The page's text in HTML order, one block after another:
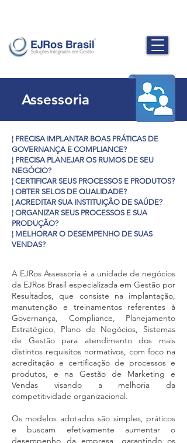
Assessoria
¦ PRECISA IMPLANTAR BOAS PRÁTICAS DE
GOVERNANÇA E COMPLIANCE?
¦ PRECISA PLANEJAR OS RUMOS DE SEU
NEGÓCIO?
¦ CERTIFICAR SEUS PROCESSOS E PRODUTOS?
¦ OBTER SELOS DE QUALIDADE?
¦ ACREDITAR SUA INSTITUIÇÃO DE SAÚDE?
¦ ORGANIZAR SEUS PROCESSOS E SUA
PRODUÇÃO?
¦ MELHORAR O DESEMPENHO DE SUAS
VENDAS?
A EJRos Assessoria é a unidade de negócios
da EJRos Brasil especializada em Gestão por
Resultados, que consiste na implantação,
manutenção e treinamentos referentes à
Governança, Compliance, Planejamento
Estratégico, Plano de Negócios, Sistemas
de Gestão para atendimento dos mais
distintos requisitos normativos, com foco na
acreditação e certificação de processos e
produtos, e na Gestão de Marketing e
Vendas visando a melhoria da
competitividade organizacional.
Os modelos adotados são simples, práticos
e buscam efetivamente aumentar o
desempenho da empresa, garantindo os